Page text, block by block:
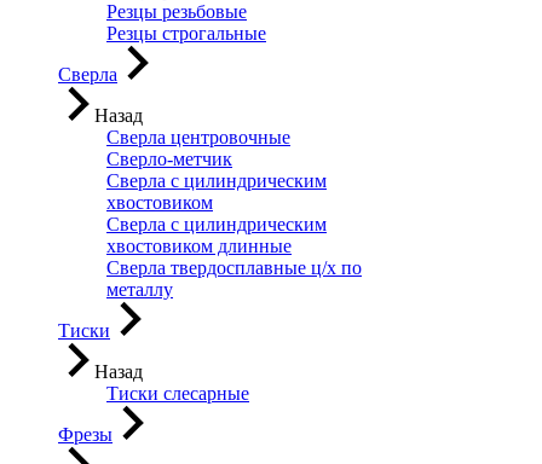
Резцы резьбовые
Резцы строгальные
Сверла
Назад
Сверла центровочные
Сверло-метчик
Сверла с цилиндрическим
хвостовиком
Сверла с цилиндрическим
хвостовиком длинные
Сверла твердосплавные ц/х по
металлу
Тиски
Назад
Тиски слесарные
Фрезы